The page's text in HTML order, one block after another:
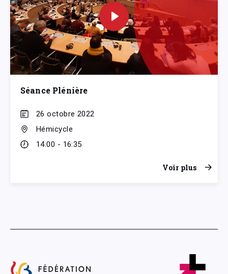
Séance Plénière
26 octobre 2022
Hémicycle
14:00 - 16:35
Voir plus